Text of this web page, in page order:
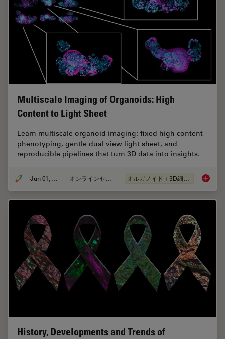
Multiscale Imaging of Organoids: High
Content to Light Sheet
Learn multiscale organoid imaging: fixed high content
phenotyping, gentle dual view light sheet, and
reproducible pipelines that turn 3D data into insights.
Jun 01, 2026 オンラインセミナー オルガノイド＋3D細胞培養
History, Developments and Trends of